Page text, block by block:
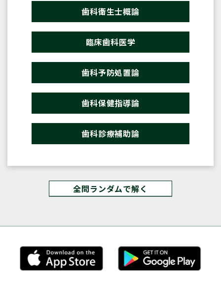
歯科衛生士概論
臨床歯科医学
歯科予防処置論
歯科保健指導論
歯科診療補助論
全問ランダムで解く